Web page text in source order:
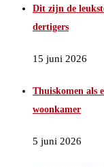
Dit zijn de
dertigers
15 juni 2026
Thuiskomen als
woonkamer
5 juni 2026